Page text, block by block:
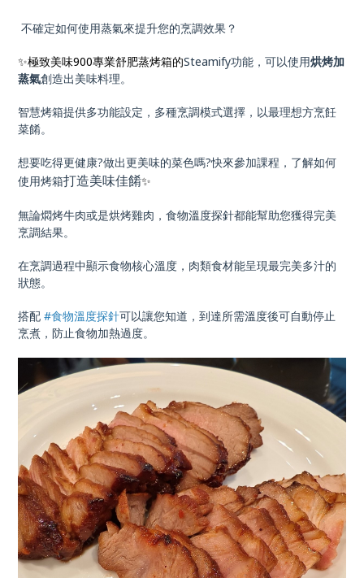
不確定如何使用蒸氣來提升您的烹調效果？
✨極致美味900專業舒肥蒸烤箱的Steamify功能，可以使用烘烤加
蒸氣創造出美味料理。
智慧烤箱提供多功能設定，多種烹調模式選擇，以最理想方烹飪
菜餚。
想要吃得更健康?做出更美味的菜色嗎?快來參加課程，了解如何
使用烤箱打造美味佳餚✨
無論燜烤牛肉或是烘烤雞肉，食物溫度探針都能幫助您獲得完美
烹調結果。
在烹調過程中顯示食物核心溫度，肉類食材能呈現最完美多汁的
狀態。
搭配 #食物溫度探針可以讓您知道，到達所需溫度後可自動停止
烹煮，防止食物加熱過度。